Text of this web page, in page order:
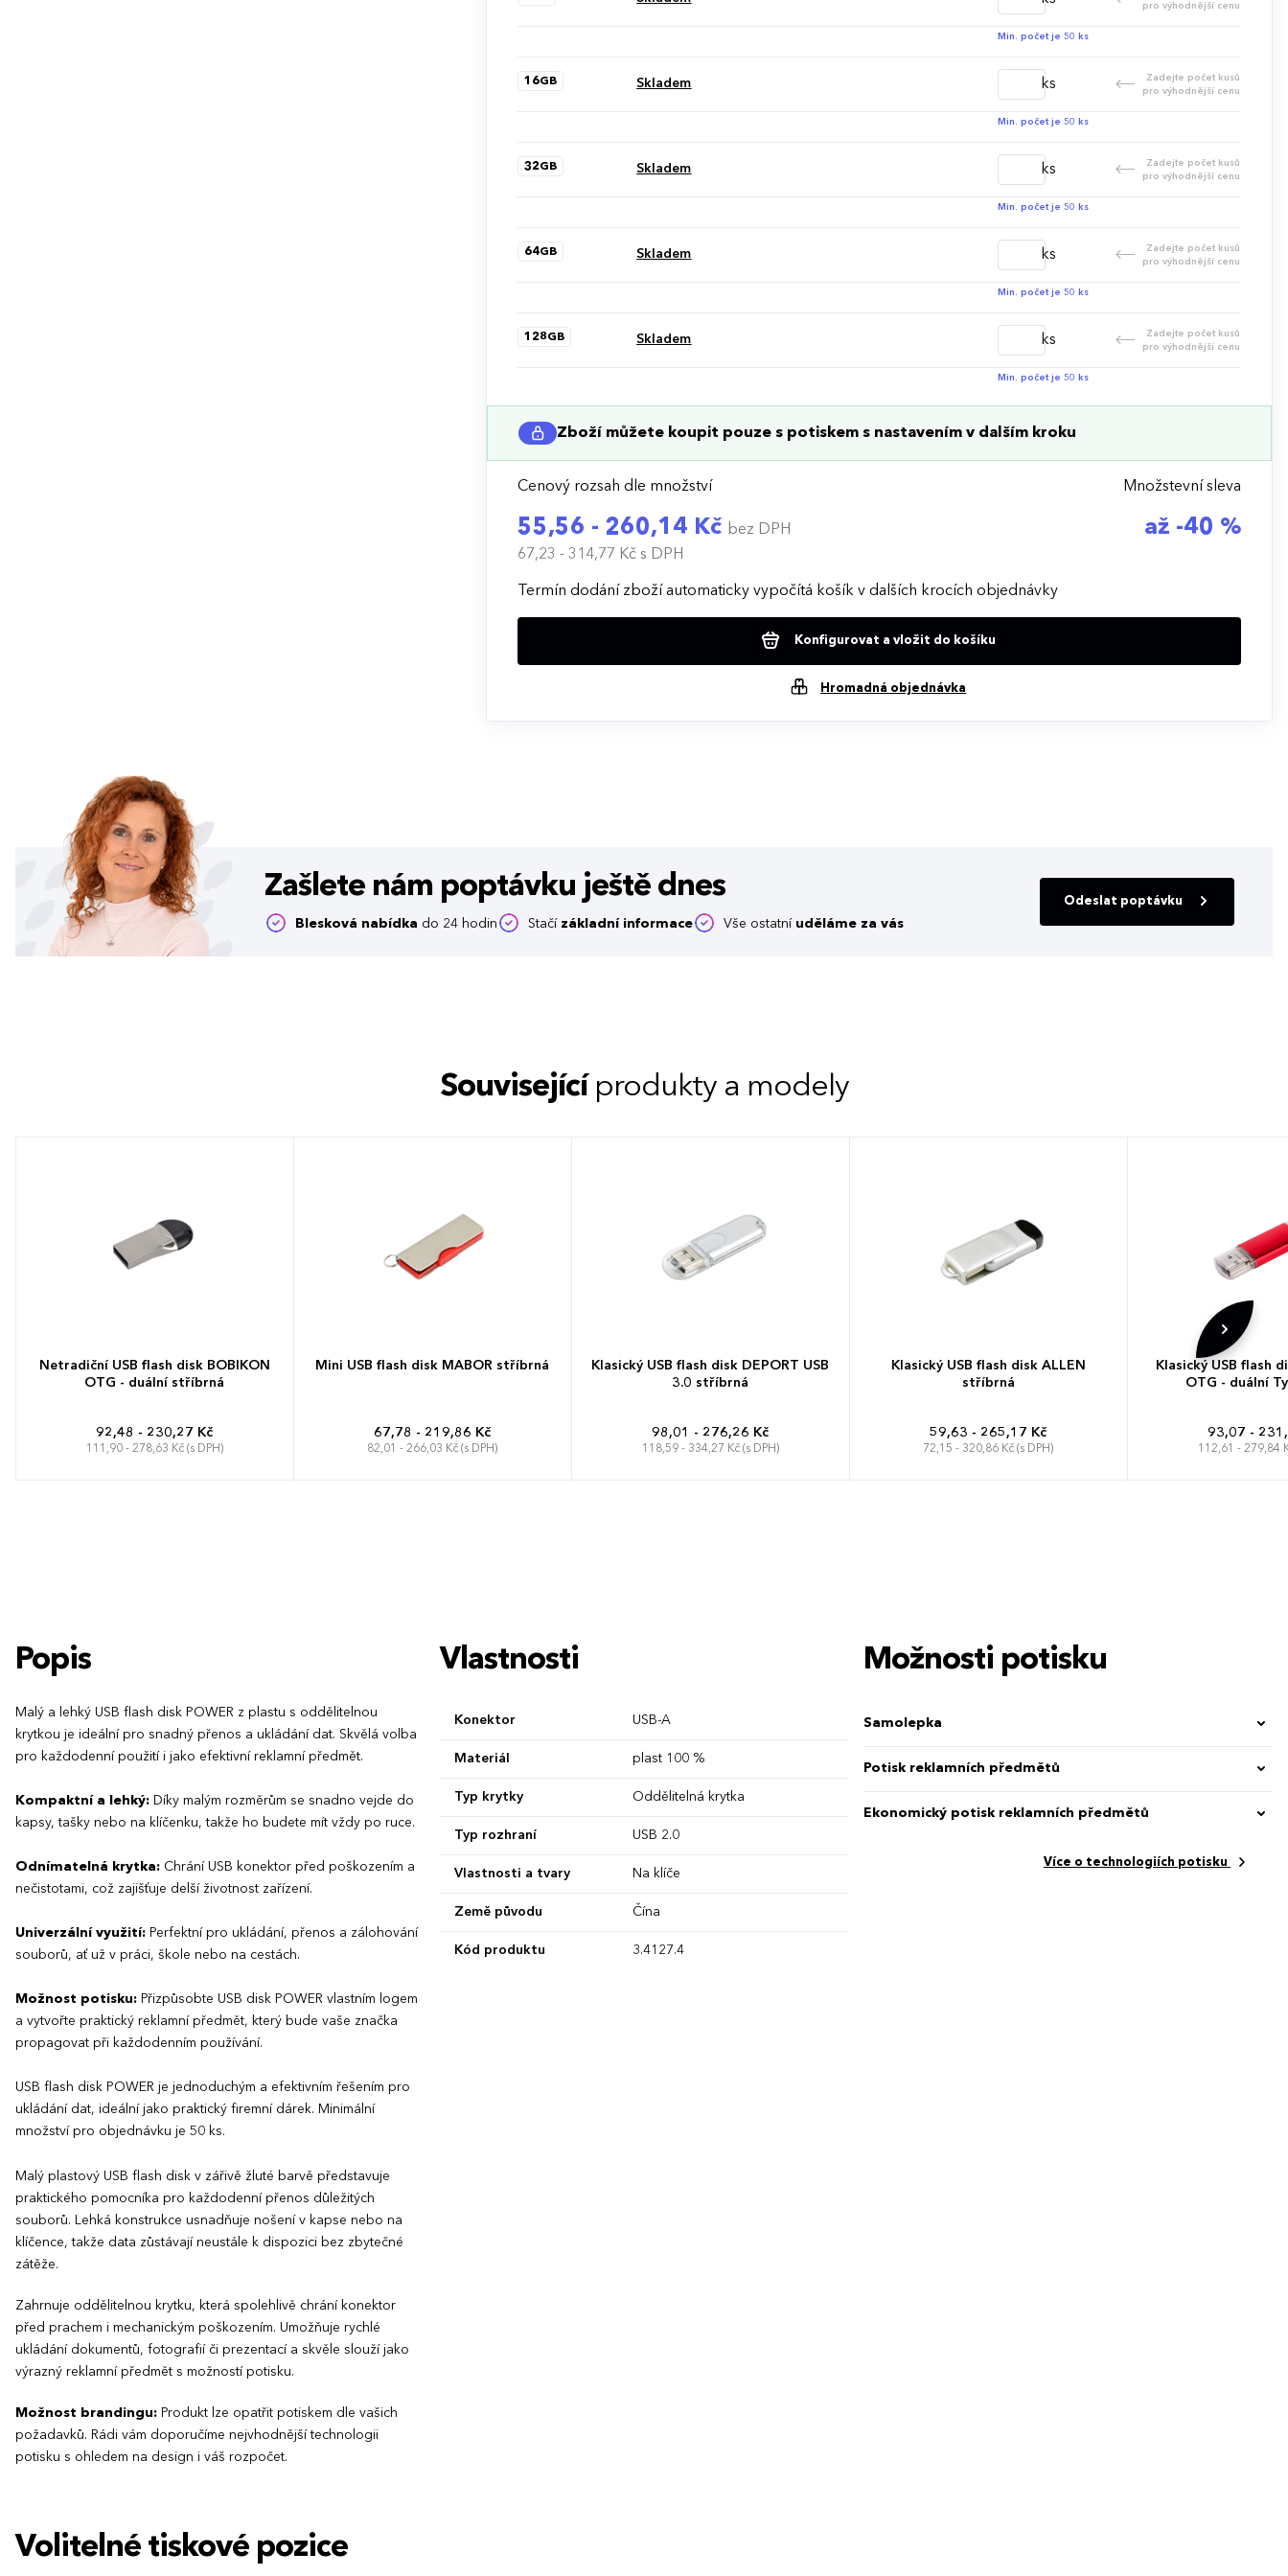
pro výhodnější cenu
Min. počet je 50 ks
16GB Skladem ks
Zadejte počet kusů
pro výhodnější cenu
Min. počet je 50 ks
32GB Skladem ks
Zadejte počet kusů
pro výhodnější cenu
Min. počet je 50 ks
64GB Skladem ks
Zadejte počet kusů
pro výhodnější cenu
Min. počet je 50 ks
128GB Skladem ks
Zadejte počet kusů
pro výhodnější cenu
Min. počet je 50 ks
Zboží můžete koupit pouze s potiskem s nastavením v dalším kroku
Cenový rozsah dle množství
55,56 - 260,14 Kč bez DPH
67,23 - 314,77 Kčs DPH
Množstevní sleva
až -40 %
Termín dodání zboží automaticky vypočítá košík v dalších krocích objednávky
Konfigurovat a vložit do košíku
Hromadná objednávka
Zašlete nám poptávku ještě dnes
Blesková nabídka do 24 hodin Stačí základní informace Vše ostatní uděláme za vás
Odeslat poptávku
Související produkty a modely
Netradiční USB flash disk BOBIKON
OTG - duální stříbrná
92,48 - 230,27 Kč
111,90 - 278,63 Kč (s DPH)
Mini USB flash disk MABOR stříbrná
67,78 - 219,86 Kč
82,01 - 266,03 Kč (s DPH)
Klasický USB flash disk DEPORT USB
3.0 stříbrná
98,01 - 276,26 Kč
118,59 - 334,27 Kč (s DPH)
Klasický USB flash disk ALLEN
stříbrná
59,63 - 265,17 Kč
72,15 - 320,86 Kč (s DPH)
Klasický USB flash
OTG - duální
93,07 -
112,61 - 279,84
Popis
Malý a lehký USB flash disk POWER z plastu s oddělitelnou
krytkou je ideální pro snadný přenos a ukládání dat. Skvělá volba
pro každodenní použití i jako efektivní reklamní předmět.
Kompaktní a lehký: Díky malým rozměrům se snadno vejde do
kapsy, tašky nebo na klíčenku, takže ho budete mít vždy po ruce.
Odnímatelná krytka: Chrání USB konektor před poškozením a
nečistotami, což zajišťuje delší životnost zařízení.
Univerzální využití: Perfektní pro ukládání, přenos a zálohování
souborů, ať už v práci, škole nebo na cestách.
Možnost potisku: Přizpůsobte USB disk POWER vlastním logem
a vytvořte praktický reklamní předmět, který bude vaše značka
propagovat při každodenním používání.
USB flash disk POWER je jednoduchým a efektivním řešením pro
ukládání dat, ideální jako praktický firemní dárek. Minimální
množství pro objednávku je 50 ks.
Malý plastový USB flash disk v zářivě žluté barvě představuje
praktického pomocníka pro každodenní přenos důležitých
souborů. Lehká konstrukce usnadňuje nošení v kapse nebo na
klíčence, takže data zůstávají neustále k dispozici bez zbytečné
zátěže.
Zahrnuje oddělitelnou krytku, která spolehlivě chrání konektor
před prachem i mechanickým poškozením. Umožňuje rychlé
ukládání dokumentů, fotografií či prezentací a skvěle slouží jako
výrazný reklamní předmět s možností potisku.
Možnost brandingu: Produkt lze opatřit potiskem dle vašich
požadavků. Rádi vám doporučíme nejvhodnější technologii
potisku s ohledem na design i váš rozpočet.
Vlastnosti
Konektor USB-A
Materiál plast 100 %
Typ krytky Oddělitelná krytka
Typ rozhraní USB 2.0
Vlastnosti a tvary Na klíče
Země původu Čína
Kód produktu 3.4127.4
Možnosti potisku
Samolepka
Potisk reklamních předmětů
Ekonomický potisk reklamních předmětů
Více o technologiích potisku
Volitelné tiskové pozice